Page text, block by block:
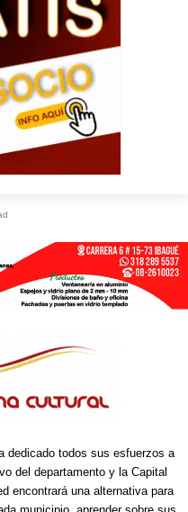
dedicado todos sus esfuerzos a
del departamento y la Capital
encontrará una alternativa para